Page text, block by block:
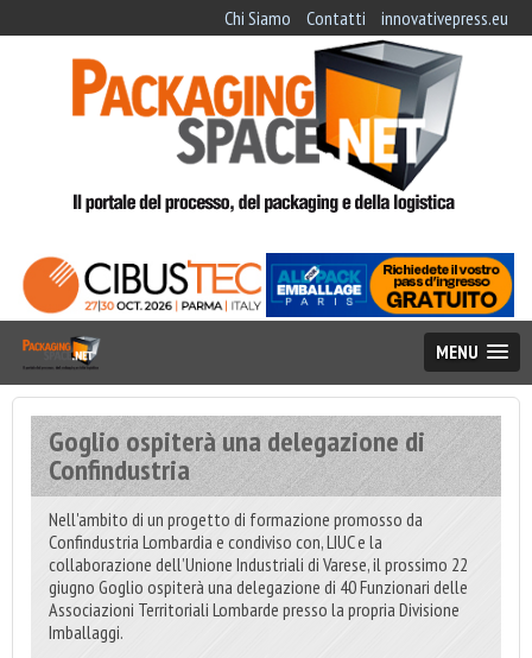
Chi Siamo Contatti innovativepress.eu
MENU
Goglio ospiterà una delegazione di
Confindustria
Nell'ambito di un progetto di formazione promosso da
Confindustria Lombardia e condiviso con, LIUC e la
collaborazione dell’Unione Industriali di Varese, il prossimo 22
giugno Goglio ospiterà una delegazione di 40 Funzionari delle
Associazioni Territoriali Lombarde presso la propria Divisione
Imballaggi.